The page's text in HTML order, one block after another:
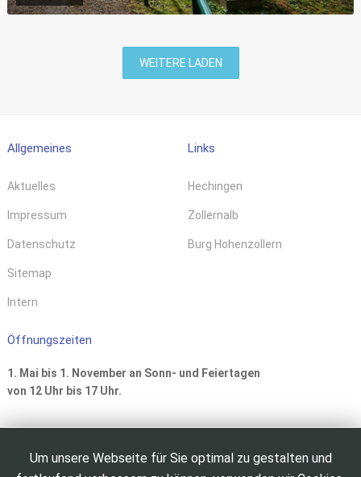
WEITERE LADEN
Allgemeines
Aktuelles
Impressum
Datenschutz
Sitemap
Intern
Links
Hechingen
Zollernalb
Burg Hohenzollern
Öffnungszeiten
1. Mai bis 1. November an Sonn- und Feiertagen
von 12 Uhr bis 17 Uhr.
Um unsere Webseite für Sie optimal zu gestalten und